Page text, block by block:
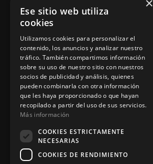
Asesoramiento personalizado
Instalación y reparación
Contacto
Información legal
Política de privacidad
Aviso legal
Ese sitio web utiliza
cookies
Utilizamos cookies para personalizar el
contenido, los anuncios y analizar nuestro
tráfico. También compartimos información
sobre su uso de nuestro sitio con nuestros
socios de publicidad y análisis, quienes
pueden combinarla con otra información
que les haya proporcionado o que hayan
recopilado a partir del uso de sus servicios.
Más información
COOKIES ESTRICTAMENTE
NECESARIAS
COOKIES DE RENDIMIENTO